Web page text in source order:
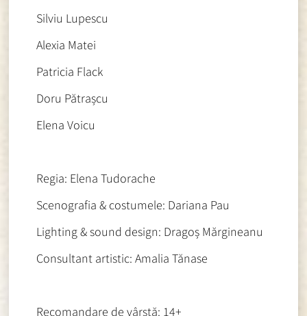
Silviu Lupescu
Alexia Matei
Patricia Flack
Doru Pătrașcu
Elena Voicu
Regia: Elena Tudorache
Scenografia & costumele: Dariana Pau
Lighting & sound design: Dragoș Mărgineanu
Consultant artistic: Amalia Tănase
Recomandare de vârstă: 14+